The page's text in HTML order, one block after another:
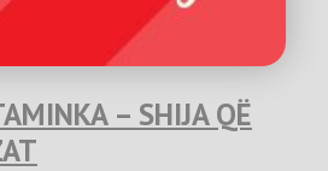
– SHIJA QË